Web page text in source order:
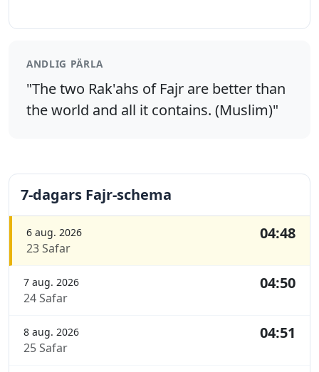
ANDLIG PÄRLA
"The two Rak'ahs of Fajr are better than
the world and all it contains. (Muslim)"
7-dagars Fajr-schema
6 aug. 2026
23 Safar
04:48
7 aug. 2026
24 Safar
04:50
8 aug. 2026
25 Safar
04:51